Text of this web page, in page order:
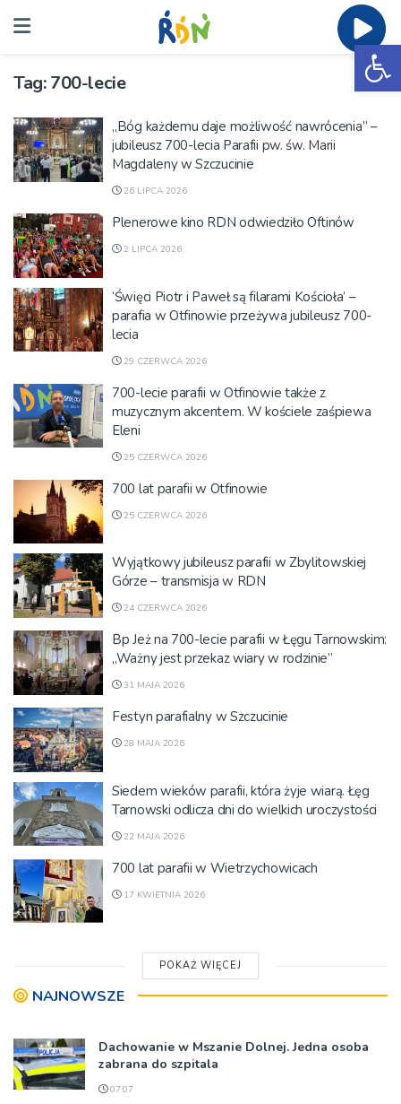
Tag:700-lecie
„Bóg każdemu daje możliwość nawrócenia” –
jubileusz 700-lecia Parafii pw. św. Marii
Magdaleny w Szczucinie
26 LIPCA 2026
Plenerowe kino RDN odwiedziło Oftinów
2 LIPCA 2026
’Święci Piotr i Paweł są filarami Kościoła’ –
parafia w Otfinowie przeżywa jubileusz 700-
lecia
29 CZERWCA 2026
700-lecie parafii w Otfinowie także z
muzycznym akcentem. W kościele zaśpiewa
Eleni
25 CZERWCA 2026
700 lat parafii w Otfinowie
25 CZERWCA 2026
Wyjątkowy jubileusz parafii w Zbylitowskiej
Górze – transmisja w RDN
24 CZERWCA 2026
Bp Jeż na 700-lecie parafii w Łęgu Tarnowskim:
„Ważny jest przekaz wiary w rodzinie”
31 MAJA 2026
Festyn parafialny w Szczucinie
28 MAJA 2026
Siedem wieków parafii, która żyje wiarą. Łęg
Tarnowski odlicza dni do wielkich uroczystości
22 MAJA 2026
700 lat parafii w Wietrzychowicach
17 KWIETNIA 2026
POKAŻ WIĘCEJ
NAJNOWSZE
Dachowanie w Mszanie Dolnej. Jedna osoba
zabrana do szpitala
07:07